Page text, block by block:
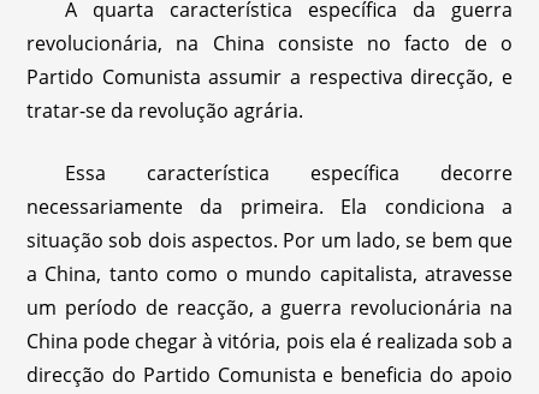
A quarta característica específica da guerra
revolucionária, na China consiste no facto de o
Partido Comunista assumir a respectiva direcção, e
tratar-se da revolução agrária.
Essa característica específica decorre
necessariamente da primeira. Ela condiciona a
situação sob dois aspectos. Por um lado, se bem que
a China, tanto como o mundo capitalista, atravesse
um período de reacção, a guerra revolucionária na
China pode chegar à vitória, pois ela é realizada sob a
direcção do Partido Comunista e beneficia do apoio